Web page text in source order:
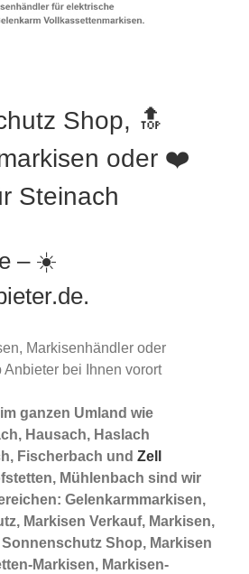
Shop, 🔝
oder ❤️
Steinach
– ☀️
Markisenhändler oder
bei Ihnen vorort
ganzen Umland wie
Hausach, Haslach
Fischerbach und Zell
Mühlenbach sind wir
Gelenkarmmarkisen,
Markisen Verkauf, Markisen,
Shop, Markisen
Markisen, Markisen-